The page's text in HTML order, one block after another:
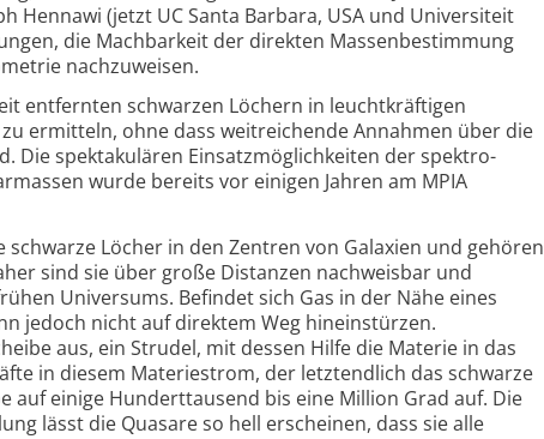
Hennawi (jetzt UC Santa Barbara, USA und Universiteit
die Machbarkeit der direkten Massenbestimmung
nachzuweisen.
entfernten schwarzen Löchern in leuchtkräftigen
ermitteln, ohne dass weitreichende Annahmen über die
Die spektakulären Einsatzmöglichkeiten der spektro­
wurde bereits vor einigen Jahren am MPIA
Löcher in den Zentren von Galaxien und gehören
sind sie über große Distanzen nachweisbar und
Universums. Befindet sich Gas in der Nähe eines
jedoch nicht auf direktem Weg hineinstürzen.
aus, ein Strudel, mit dessen Hilfe die Materie in das
in diesem Materiestrom, der letztendlich das schwarze
auf einige Hundert­tausend bis eine Million Grad auf. Die
lässt die Quasare so hell erscheinen, dass sie alle